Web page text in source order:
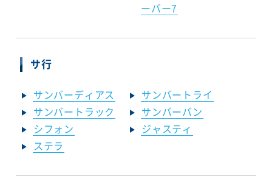
ーバー7
サ行
サンバーディアス
サンバートライ
サンバートラック
サンバーバン
シフォン
ジャスティ
ステラ